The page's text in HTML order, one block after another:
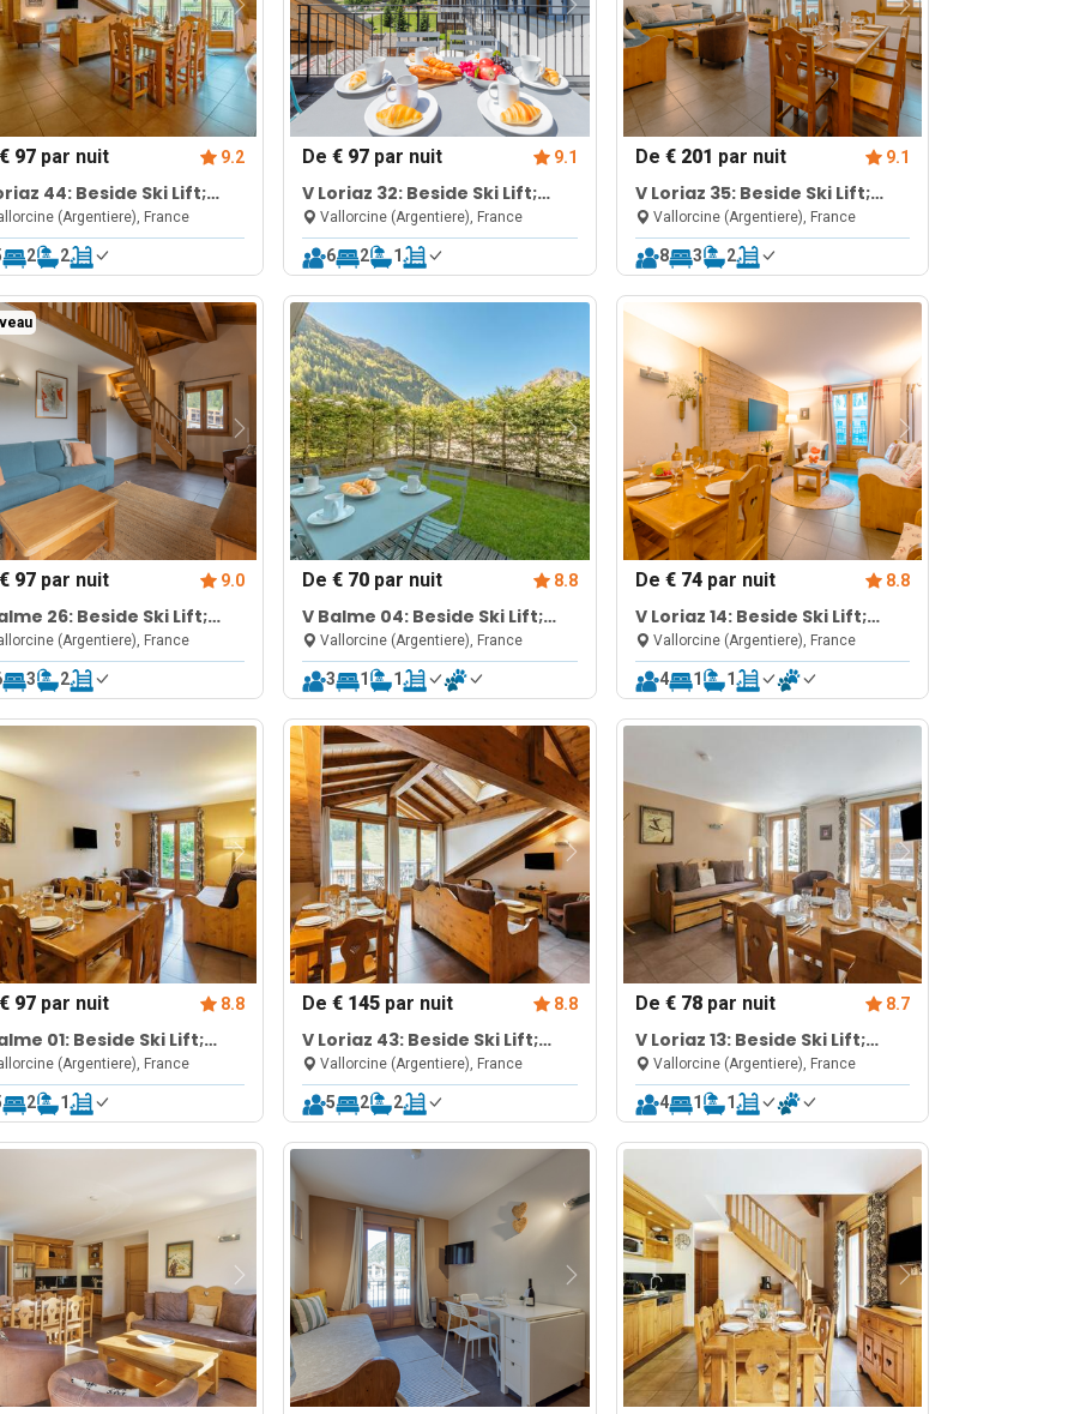
€ 97 par nuit 9.2
44: Beside Ski Lift;
Sauna & Gym
(Argentiere), France
2 2
De € 97par nuit 9.1
V Loriaz 32: Beside Ski Lift;
Pool, Sauna & Gym
Vallorcine (Argentiere), France
6 2 1
De € 201 par nuit 9.1
V Loriaz 35: Beside Ski Lift;
Pool, Sauna & Gym
Vallorcine (Argentiere), France
8 3 2
€ 97 par nuit 9.0
26: Beside Ski Lift;
Sauna & Gym
(Argentiere), France
3 2
De € 70par nuit 8.8
V Balme 04: Beside Ski Lift;
Pool, Sauna & Gym
Vallorcine (Argentiere), France
3 1 1
De € 74par nuit 8.8
V Loriaz 14: Beside Ski Lift;
Pool, Sauna & Gym
Vallorcine (Argentiere), France
4 1 1
€ 97 par nuit 8.8
01: Beside Ski Lift;
Sauna & Gym
(Argentiere), France
2 1
De € 145par nuit 8.8
V Loriaz 43: Beside Ski Lift;
Pool, Sauna & Gym
Vallorcine (Argentiere), France
5 2 2
De € 78par nuit 8.7
V Loriaz 13: Beside Ski Lift;
Pool, Sauna & Gym
Vallorcine (Argentiere), France
4 1 1